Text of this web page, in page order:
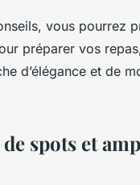
vous pourrez
préparer vos
d’élégance et de
spots et